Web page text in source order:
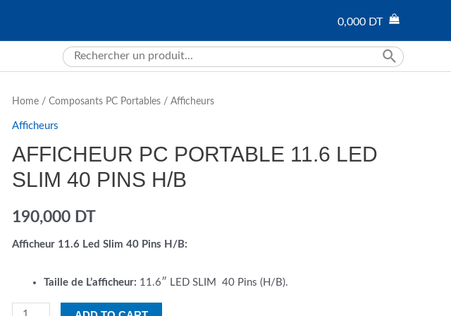
0,000 DT
Search
for:
Home/ Composants PC Portables/ Afficheurs
Afficheurs
AFFICHEUR PC PORTABLE 11.6 LED
SLIM 40 PINS H/B
190,000 DT
Afficheur 11.6 Led Slim 40 Pins H/B:
Taille de L’afficheur: 11.6″ LED SLIM 40 Pins (H/B).
Afficheur